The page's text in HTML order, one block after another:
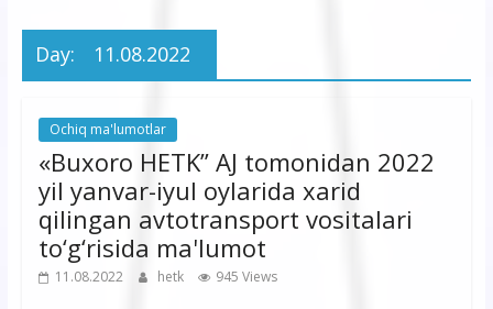
korxonasi”
Day: 11.08.2022
Ochiq ma'lumotlar
«Buxoro HETK” AJ tomonidan 2022
yil yanvar-iyul oylarida xarid
qilingan avtotransport vositalari
to‘g‘risida ma'lumot
11.08.2022 hetk 945 Views